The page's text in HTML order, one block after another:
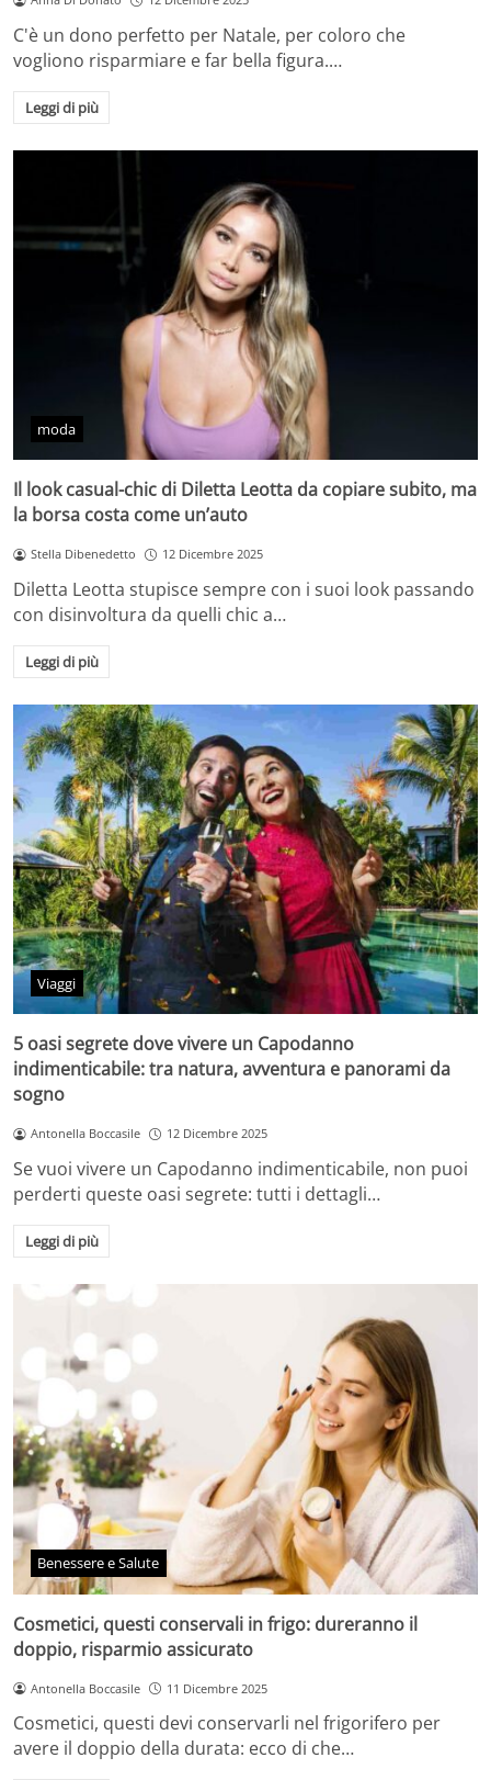
C'è un dono perfetto per Natale, per coloro che
vogliono risparmiare e far bella figura.…
Leggi di più
moda
Il look casual-chic di Diletta Leotta da copiare subito, ma
la borsa costa come un’auto
Stella Dibenedetto 12 Dicembre 2025
Diletta Leotta stupisce sempre con i suoi look passando
con disinvoltura da quelli chic a…
Leggi di più
Viaggi
5 oasi segrete dove vivere un Capodanno
indimenticabile: tra natura, avventura e panorami da
sogno
Antonella Boccasile 12 Dicembre 2025
Se vuoi vivere un Capodanno indimenticabile, non puoi
perderti queste oasi segrete: tutti i dettagli…
Leggi di più
Benessere e Salute
Cosmetici, questi conservali in frigo: dureranno il
doppio, risparmio assicurato
Antonella Boccasile 11 Dicembre 2025
Cosmetici, questi devi conservarli nel frigorifero per
avere il doppio della durata: ecco di che…